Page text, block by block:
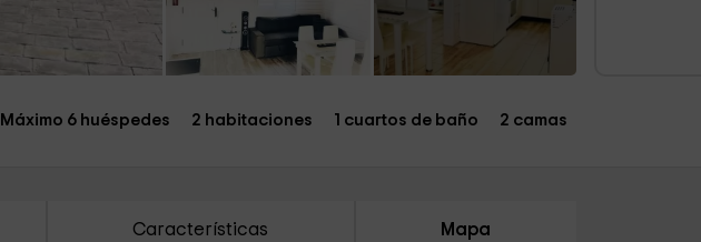
Máximo 6 huéspedes 2 habitaciones 1 cuartos de baño 2 camas
Características Mapa